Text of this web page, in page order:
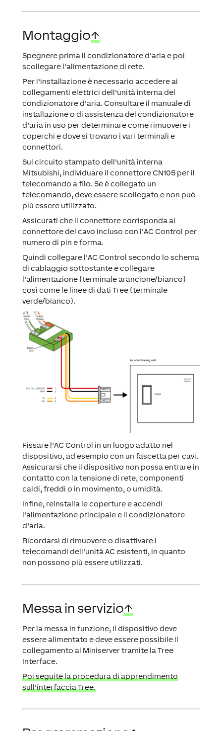
Montaggio↑
Spegnere prima il condizionatore d'aria e poi
scollegare l'alimentazione di rete.
Per l'installazione è necessario accedere ai
collegamenti elettrici dell'unità interna del
condizionatore d'aria. Consultare il manuale di
installazione o di assistenza del condizionatore
d'aria in uso per determinare come rimuovere i
coperchi e dove si trovano i vari terminali e
connettori.
Sul circuito stampato dell'unità interna
Mitsubishi, individuare il connettore CN105 per il
telecomando a filo. Se è collegato un
telecomando, deve essere scollegato e non può
più essere utilizzato.
Assicurati che il connettore corrisponda al
connettore del cavo incluso con l'AC Control per
numero di pin e forma.
Quindi collegare l'AC Control secondo lo schema
di cablaggio sottostante e collegare
l'alimentazione (terminale arancione/bianco)
così come le linee di dati Tree (terminale
verde/bianco).
Fissare l'AC Control in un luogo adatto nel
dispositivo, ad esempio con un fascetta per cavi.
Assicurarsi che il dispositivo non possa entrare in
contatto con la tensione di rete, componenti
caldi, freddi o in movimento, o umidità.
Infine, reinstalla le coperture e accendi
l'alimentazione principale e il condizionatore
d'aria.
Ricordarsi di rimuovere o disattivare i
telecomandi dell'unità AC esistenti, in quanto
non possono più essere utilizzati.
Messa in servizio↑
Per la messa in funzione, il dispositivo deve
essere alimentato e deve essere possibile il
collegamento al Miniserver tramite la Tree
Interface.
Poi seguite la procedura di apprendimento
sull'interfaccia Tree.